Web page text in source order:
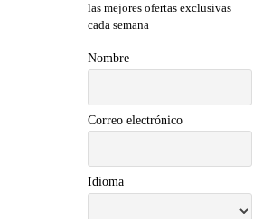
las mejores ofertas exclusivas
cada semana
Nombre
Correo electrónico
Idioma